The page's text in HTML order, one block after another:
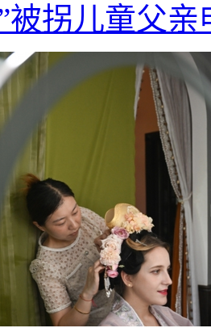
被拐儿童父